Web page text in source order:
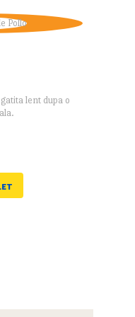
lent dupa o